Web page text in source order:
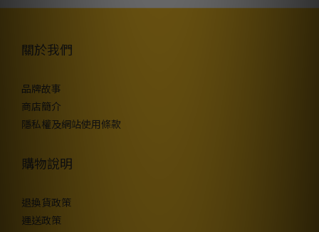
關於我們
品牌故事
商店簡介
隱私權及網站使用條款
購物說明
退換貨政策
運送政策